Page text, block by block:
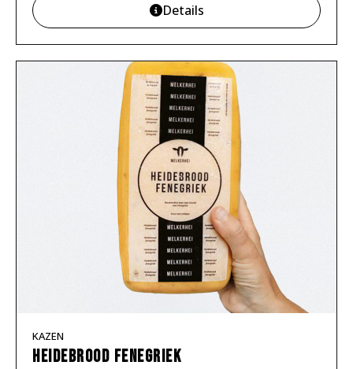
Details
KAZEN
Heidebrood Fenegriek